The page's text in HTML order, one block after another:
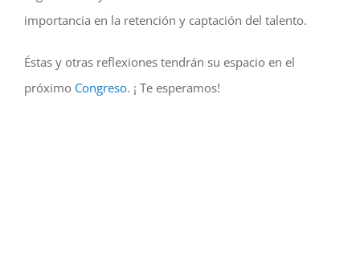
importancia en la retención y captación del talento.
Éstas y otras reflexiones tendrán su espacio en el
próximo Congreso. ¡ Te esperamos!